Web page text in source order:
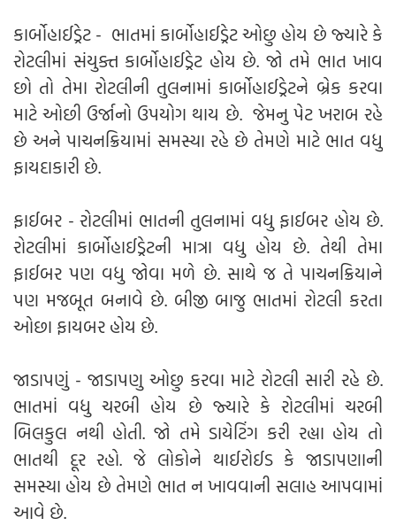
કાર્બોહાઈડ્રેટ - ભાતમાં કાર્બોહાઈડ્રેટ ઓછુ હોય છે જ્યારે કે
રોટલીમાં સંયુક્ત કાર્બોહાઈડ્રેટ હોય છે. જો તમે ભાત ખાવ
છો તો તેમા રોટલીની તુલનામાં કાર્બોહાઈડ્રેટને બ્રેક કરવા
માટે ઓછી ઉર્જાનો ઉપયોગ થાય છે. જેમનુ પેટ ખરાબ રહે
છે અને પાચનક્રિયામાં સમસ્યા રહે છે તેમણે માટે ભાત વધુ
ફાયદાકારી છે.
ફાઈબર - રોટલીમાં ભાતની તુલનામાં વધુ ફાઈબર હોય છે.
રોટલીમાં કાર્બોહાઈડ્રેટની માત્રા વધુ હોય છે. તેથી તેમા
ફાઈબર પણ વધુ જોવા મળે છે. સાથે જ તે પાચનક્રિયાને
પણ મજબૂત બનાવે છે. બીજી બાજુ ભાતમાં રોટલી કરતા
ઓછા ફાયબર હોય છે.
જાડાપણું - જાડાપણુ ઓછુ કરવા માટે રોટલી સારી રહે છે.
ભાતમાં વધુ ચરબી હોય છે જ્યારે કે રોટલીમાં ચરબી
બિલકુલ નથી હોતી. જો તમે ડાયેટિંગ કરી રહ્યા હોય તો
ભાતથી દૂર રહો. જે લોકોને થાઈરોઈડ કે જાડાપણાની
સમસ્યા હોય છે તેમણે ભાત ન ખાવવાની સલાહ આપવામાં
આવે છે.